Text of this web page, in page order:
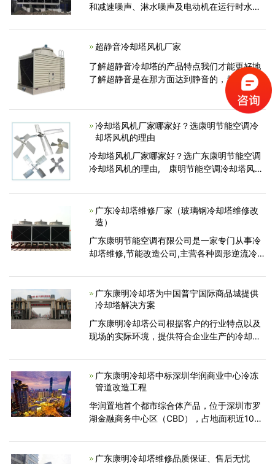
和减速噪声、淋水噪声及电动机在运行时水
音冷却塔专用风机产品特点：高效率，低漂
水、使用寿命长、低噪音，高效风机、容易组
超静音冷却塔风机厂家
了解超静音冷却塔的产品特点我们才能更好地
了解超静音是在那方面达到静音的，超静音冷
却塔风机就是其中的一大亮点，冷却塔的噪声
控制日益受到人们的重视。今天我们就给大家
案...
冷却塔风机厂家哪家好？选康明节能空调冷
却塔风机的理由
冷却塔风机厂家哪家好？选广东康明节能空调
冷却塔风机的理由, 康明节能空调冷却塔风机
佳选厂家，可完美解决各类行业风机配置需
求。完善的售后服务保障，优惠的冷却塔风机
价格...
广东冷却塔维修厂家（玻璃钢冷却塔维修改
造）
广东康明节能空调有限公司是一家专门从事冷
却塔维修,节能改造公司,主营各种圆形逆流冷却
塔,工业水塔,冷却塔配件,冷却塔电机,减速机,布
水器...
广东康明冷却塔为中国普宁国际商品城提供
冷却塔解决方案
广东康明冷却塔公司根据客户的行业特点以及
现场的实际环境，提供符合企业生产的冷却塔
程进行生产安装。
广东康明冷却塔中标深圳华润商业中心冷冻
管道改造工程
华润置地首个都市综合体产品，位于深圳市罗
湖金融商务中心区（CBD），占地面积近10万
宝安南路围合而成，是集零售、餐饮、娱乐、
办公、酒店、
广东康明冷却塔维修品质保证、售后无忧